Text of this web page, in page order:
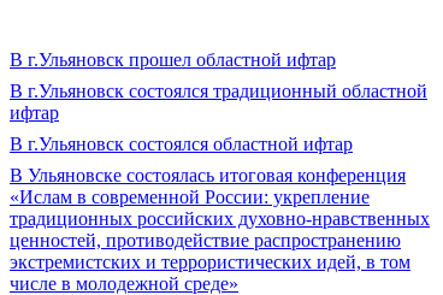
В г.Ульяновск прошел областной ифтар
В г.Ульяновск состоялся традиционный областной
ифтар
В г.Ульяновск состоялся областной ифтар
В Ульяновске состоялась итоговая конференция
«Ислам в современной России: укрепление
традиционных российских духовно-нравственных
ценностей, противодействие распространению
экстремистских и террористических идей, в том
числе в молодежной среде»